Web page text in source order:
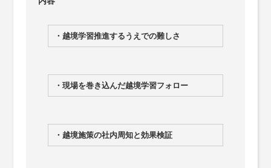
・越境学習推進するうえでの難しさ
・現場を巻き込んだ越境学習フォロー
・越境施策の社内周知と効果検証